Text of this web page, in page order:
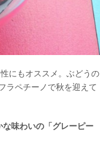
にもオススメ。ぶどうの
ラペチーノで秋を迎えて
な味わいの「グレーピー